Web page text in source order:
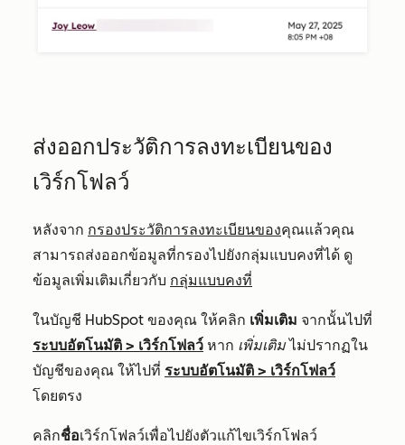
ส่งออกประวัติการลงทะเบียนของ
เวิร์กโฟลว์
หลังจาก กรองประวัติการลงทะเบียนของคุณแล้วคุณ
สามารถส่งออกข้อมูลที่กรองไปยังกลุ่มแบบคงที่ได้ ดู
ข้อมูลเพิ่มเติมเกี่ยวกับ กลุ่มแบบคงที่
ในบัญชี HubSpot ของคุณ ให้คลิก เพิ่มเติม จากนั้นไปที่
ระบบอัตโนมัติ > เวิร์กโฟลว์ หาก เพิ่มเติมไม่ปรากฏใน
บัญชีของคุณ ให้ไปที่ ระบบอัตโนมัติ > เวิร์กโฟลว์
โดยตรง
คลิกชื่อเวิร์กโฟลว์เพื่อไปยังตัวแก้ไขเวิร์กโฟลว์